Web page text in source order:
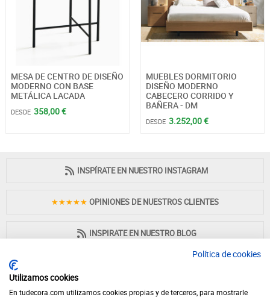
MESA DE CENTRO DE DISEÑO
MODERNO CON BASE
METÁLICA LACADA
DESDE 358,00 €
MUEBLES DORMITORIO
DISEÑO MODERNO
CABECERO CORRIDO Y
BAÑERA - DM
DESDE 3.252,00 €
INSPÍRATE EN NUESTRO INSTAGRAM
★★★★★ OPINIONES DE NUESTROS CLIENTES
INSPIRATE EN NUESTRO BLOG
Política de cookies
Utilizamos cookies
En tudecora.com utilizamos cookies propias y de terceros, para mostrarle